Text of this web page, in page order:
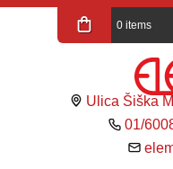
0 items
Ulica Šiška
01/